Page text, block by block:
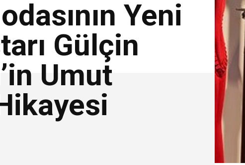
Yeni
Gülçin
Umut